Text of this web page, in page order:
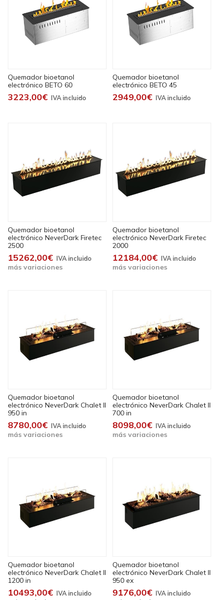
Quemador bioetanol
electrónico BETO 60
3223,00€
Quemador bioetanol
electrónico BETO 45
2949,00€
Quemador bioetanol
electrónico NeverDark Firetec
2500
15262,00€
más variaciones
Quemador bioetanol
electrónico NeverDark Firetec
2000
12184,00€
más variaciones
Quemador bioetanol
electrónico NeverDark Chalet II
950 in
8780,00€
más variaciones
Quemador bioetanol
electrónico NeverDark Chalet II
700 in
8098,00€
más variaciones
Quemador bioetanol
electrónico NeverDark Chalet II
1200 in
10493,00€
Quemador bioetanol
electrónico NeverDark Chalet II
950 ex
9176,00€